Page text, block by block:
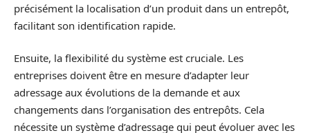
précisément la localisation d’un produit dans un entrepôt,
facilitant son identification rapide.
Ensuite, la flexibilité du système est cruciale. Les
entreprises doivent être en mesure d’adapter leur
adressage aux évolutions de la demande et aux
changements dans l’organisation des entrepôts. Cela
nécessite un système d’adressage qui peut évoluer avec les